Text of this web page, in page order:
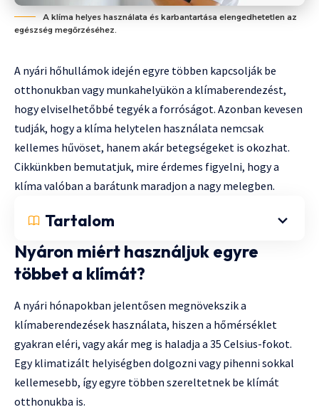
A klíma helyes használata és karbantartása elengedhetetlen az
egészség megőrzéséhez.
A nyári hőhullámok idején egyre többen kapcsolják be
otthonukban vagy munkahelyükön a klímaberendezést,
hogy elviselhetőbbé tegyék a forróságot. Azonban kevesen
tudják, hogy a klíma helytelen használata nemcsak
kellemes hűvöset, hanem akár betegségeket is okozhat.
Cikkünkben bemutatjuk, mire érdemes figyelni, hogy a
klíma valóban a barátunk maradjon a nagy melegben.
Tartalom
Nyáron miért használjuk egyre
többet a klímát?
A nyári hónapokban jelentősen megnövekszik a
klímaberendezések használata, hiszen a hőmérséklet
gyakran eléri, vagy akár meg is haladja a 35 Celsius-fokot.
Egy klimatizált helyiségben dolgozni vagy pihenni sokkal
kellemesebb, így egyre többen szereltetnek be klímát
otthonukba is.